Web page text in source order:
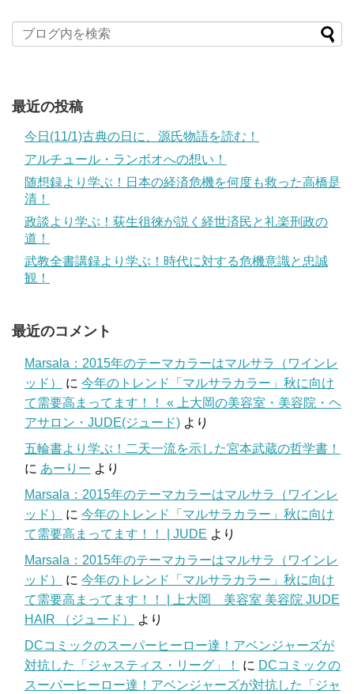
最近の投稿
今日(11/1)古典の日に、源氏物語を読む！
アルチュール・ランボオへの想い！
随想録より学ぶ！日本の経済危機を何度も救った高橋是
清！
政談より学ぶ！荻生徂徠が説く経世済民と礼楽刑政の
道！
武教全書講録より学ぶ！時代に対する危機意識と忠誠
観！
最近のコメント
Marsala：2015年のテーマカラーはマルサラ（ワインレ
ッド）
に 今年のトレンド「マルサラカラー」秋に向け
て需要高まってます！！ « 上大岡の美容室・美容院・ヘ
アサロン・JUDE(ジュード) より
五輪書より学ぶ！二天一流を示した宮本武蔵の哲学書！
に あーりー より
Marsala：2015年のテーマカラーはマルサラ（ワインレ
ッド）
に 今年のトレンド「マルサラカラー」秋に向け
て需要高まってます！！ | JUDE より
Marsala：2015年のテーマカラーはマルサラ（ワインレ
ッド）
に 今年のトレンド「マルサラカラー」秋に向け
て需要高まってます！！ | 上大岡 美容室 美容院 JUDE
HAIR （ジュード）
より
DCコミックのスーパーヒーロー達！アベンジャーズが
対抗した「ジャスティス・リーグ」！
に DCコミックの
スーパーヒーロー達！アベンジャーズが対抗した「ジャ